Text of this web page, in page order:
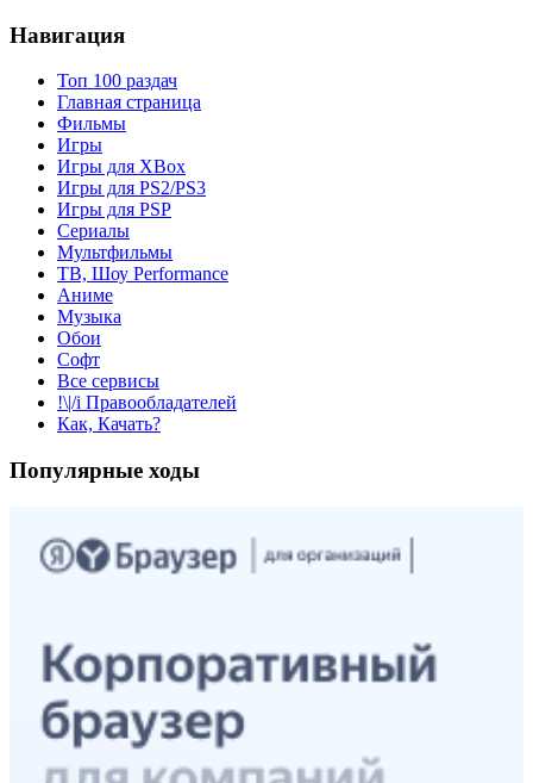
Навигация
Топ 100 раздач
Главная страница
Фильмы
Игры
Игры для XBox
Игры для PS2/PS3
Игры для PSP
Сериалы
Мультфильмы
ТВ, Шоу Performance
Аниме
Музыка
Обои
Софт
Все сервисы
!\|/i Правообладателей
Как, Качать?
Популярные ходы